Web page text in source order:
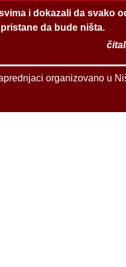
i dokazali da svako
da bude ništa.
organizovano u